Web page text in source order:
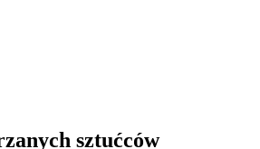
sztućców